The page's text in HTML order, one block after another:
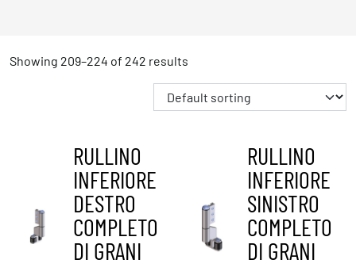
Showing 209–224 of 242 results
RULLINO
INFERIORE
DESTRO
COMPLETO
DI GRANI
RULLINO
INFERIORE
SINISTRO
COMPLETO
DI GRANI